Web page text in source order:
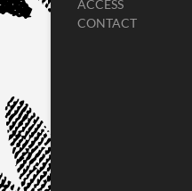
ACCESS
CONTACT